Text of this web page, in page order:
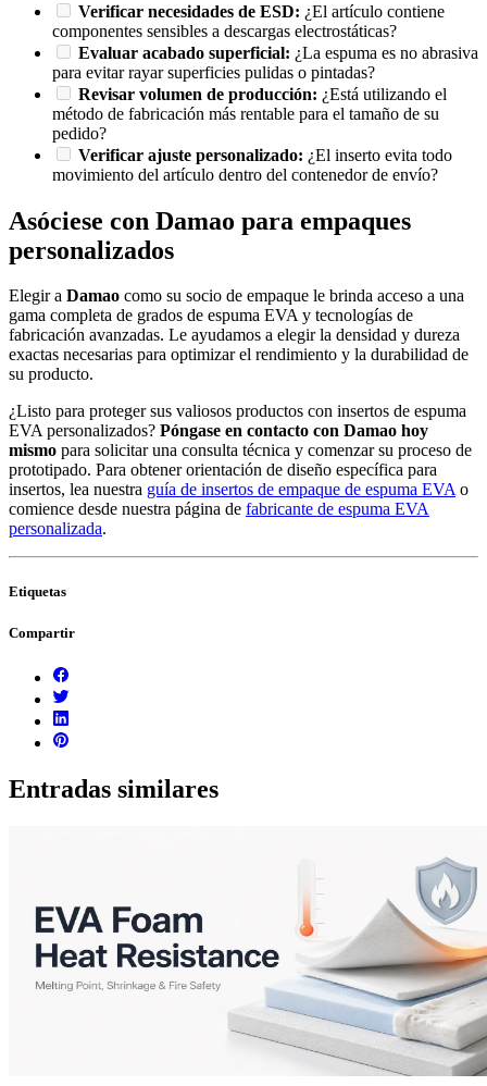
Verificar necesidades de ESD: ¿El artículo contiene
componentes sensibles a descargas electrostáticas?
Evaluar acabado superficial: ¿La espuma es no abrasiva
para evitar rayar superficies pulidas o pintadas?
Revisar volumen de producción: ¿Está utilizando el
método de fabricación más rentable para el tamaño de su
pedido?
Verificar ajuste personalizado: ¿El inserto evita todo
movimiento del artículo dentro del contenedor de envío?
Asóciese con Damao para empaques
personalizados
Elegir a Damao como su socio de empaque le brinda acceso a una
gama completa de grados de espuma EVA y tecnologías de
fabricación avanzadas. Le ayudamos a elegir la densidad y dureza
exactas necesarias para optimizar el rendimiento y la durabilidad de
su producto.
¿Listo para proteger sus valiosos productos con insertos de espuma
EVA personalizados? Póngase en contacto con Damao hoy
mismo para solicitar una consulta técnica y comenzar su proceso de
prototipado. Para obtener orientación de diseño específica para
insertos, lea nuestra guía de insertos de empaque de espuma EVAo
comience desde nuestra página de fabricante de espuma EVA
personalizada.
Etiquetas
Compartir
Entradas similares